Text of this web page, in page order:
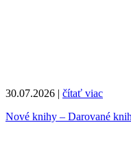
30.07.2026 | čítať viac
Nové knihy – Darované